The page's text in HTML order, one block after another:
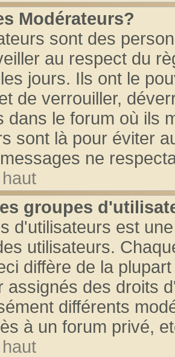
Modérateurs?
sont des
au respect du
jours. Ils ont le
de verrouiller,
dans le forum où ils
sont là pour éviter
ne
groupes
d'utilisateurs est
utilisateurs.
diffère de la
assignés des droits
différents
à un forum privé,